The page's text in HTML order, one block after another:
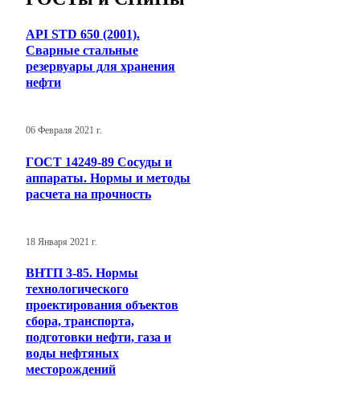
API STD 650 (2001).
Сварные стальные
резервуары для хранения
нефти
06 Февраля 2021 г.
ГОСТ 14249-89 Сосуды и
аппараты. Нормы и методы
расчета на прочность
18 Января 2021 г.
ВНТП 3-85. Нормы
технологического
проектирования объектов
сбора, транспорта,
подготовки нефти, газа и
воды нефтяных
месторождений